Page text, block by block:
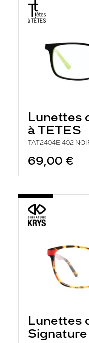
Lunettes
à TETES
TAT2404E 402
69,00 €
Lunettes